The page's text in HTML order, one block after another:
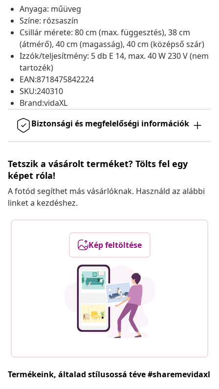
Anyaga: műüveg
Színe: rózsaszín
Csillár mérete: 80 cm (max. függesztés), 38 cm
(átmérő), 40 cm (magasság), 40 cm (középső szár)
Izzók/teljesítmény: 5 db E 14, max. 40 W 230 V (nem
tartozék)
EAN:8718475842224
SKU:240310
Brand:vidaXL
Biztonsági és megfelelőségi információk
Tetszik a vásárolt terméket? Tölts fel egy
képet róla!
A fotód segíthet más vásárlóknak. Használd az alábbi
linket a kezdéshez.
Kép feltöltése
Termékeink, általad stílusossá téve #sharemevidaxl